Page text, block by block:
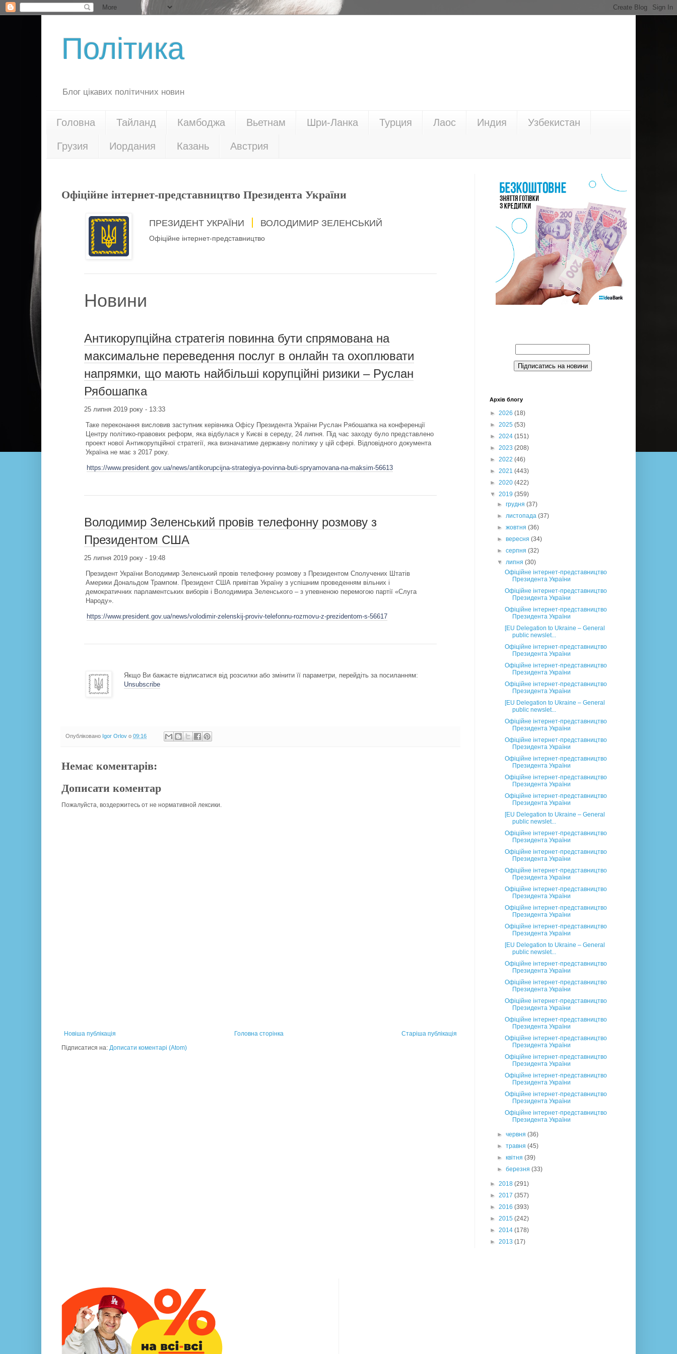
Політика
Блог цікавих політичних новин
Головна Тайланд Камбоджа Вьетнам Шри-Ланка Турция Лаос Индия Узбекистан
Грузия Иордания Казань Австрия
Офіційне інтернет-представництво Президента України
ПРЕЗИДЕНТ УКРАЇНИ ВОЛОДИМИР ЗЕЛЕНСЬКИЙ
Офіційне інтернет-представництво
Новини
Антикорупційна стратегія повинна бути спрямована на
максимальне переведення послуг в онлайн та охоплювати
напрямки, що мають найбільші корупційні ризики – Руслан
Рябошапка
25 липня 2019 року - 13:33
Таке переконання висловив заступник керівника Офісу Президента України Руслан Рябошапка на конференції
Центру політико-правових реформ, яка відбулася у Києві в середу, 24 липня. Під час заходу було представлено
проект нової Антикорупційної стратегії, яка визначатиме державну політику у цій сфері. Відповідного документа
Україна не має з 2017 року.
https://www.president.gov.ua/news/antikorupcijna-strategiya-povinna-buti-spryamovana-na-maksim-56613
Володимир Зеленський провів телефонну розмову з
Президентом США
25 липня 2019 року - 19:48
Президент України Володимир Зеленський провів телефонну розмову з Президентом Сполучених Штатів
Америки Дональдом Трампом. Президент США привітав Україну з успішним проведенням вільних і
демократичних парламентських виборів і Володимира Зеленського – з упевненою перемогою партії «Слуга
Народу».
https://www.president.gov.ua/news/volodimir-zelenskij-proviv-telefonnu-rozmovu-z-prezidentom-s-56617
Якщо Ви бажаєте відписатися від розсилки або змінити її параметри, перейдіть за посиланням:
Unsubscribe
Опубліковано Igor Orlov о 09:16
Немає коментарів:
Дописати коментар
Пожалуйста, воздержитесь от не нормативной лексики.
Новіша публікація Старіша публікація
Головна сторінка
Підписатися на: Дописати коментарі (Atom)
Архів блогу
► 2026 (18)
► 2025 (53)
► 2024 (151)
► 2023 (208)
► 2022 (46)
► 2021 (443)
► 2020 (422)
▼ 2019 (359)
►грудня(37)
►листопада(37)
►жовтня(36)
►вересня(34)
►серпня(32)
▼липня(30)
Офіційне інтернет-представництво
Президента України
Офіційне інтернет-представництво
Президента України
Офіційне інтернет-представництво
Президента України
[EU Delegation to Ukraine – General
public newslet...
Офіційне інтернет-представництво
Президента України
Офіційне інтернет-представництво
Президента України
Офіційне інтернет-представництво
Президента України
[EU Delegation to Ukraine – General
public newslet...
Офіційне інтернет-представництво
Президента України
Офіційне інтернет-представництво
Президента України
Офіційне інтернет-представництво
Президента України
Офіційне інтернет-представництво
Президента України
Офіційне інтернет-представництво
Президента України
[EU Delegation to Ukraine – General
public newslet...
Офіційне інтернет-представництво
Президента України
Офіційне інтернет-представництво
Президента України
Офіційне інтернет-представництво
Президента України
Офіційне інтернет-представництво
Президента України
Офіційне інтернет-представництво
Президента України
Офіційне інтернет-представництво
Президента України
[EU Delegation to Ukraine – General
public newslet...
Офіційне інтернет-представництво
Президента України
Офіційне інтернет-представництво
Президента України
Офіційне інтернет-представництво
Президента України
Офіційне інтернет-представництво
Президента України
Офіційне інтернет-представництво
Президента України
Офіційне інтернет-представництво
Президента України
Офіційне інтернет-представництво
Президента України
Офіційне інтернет-представництво
Президента України
Офіційне інтернет-представництво
Президента України
►червня(36)
►травня(45)
►квітня(39)
►березня(33)
► 2018 (291)
► 2017 (357)
► 2016 (393)
► 2015 (242)
► 2014 (178)
► 2013 (17)